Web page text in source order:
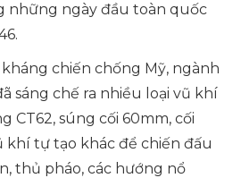
những ngày đầu toàn quốc
chiến chống Mỹ, ngành
sáng chế ra nhiều loại vũ khí
CT62, súng cối 60mm, cối
khí tự tạo khác để chiến đấu
thủ pháo, các hướng nổ